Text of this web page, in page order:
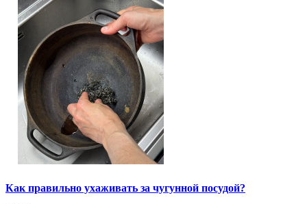
Как правильно ухаживать за чугунной посудой?